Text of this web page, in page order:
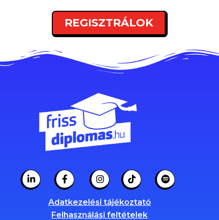
REGISZTRÁLOK
Adatkezelési tájékoztató
Felhasználási feltételek